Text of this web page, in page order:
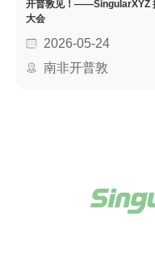
开普敦见！——SingularXYZ
大会
2026-05-24
南非开普敦